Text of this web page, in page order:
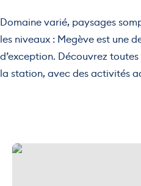
Domaine varié, paysages
les niveaux : Megève est une
d’exception. Découvrez
la station, avec des activités
Initiation Pioupiou à la journée au